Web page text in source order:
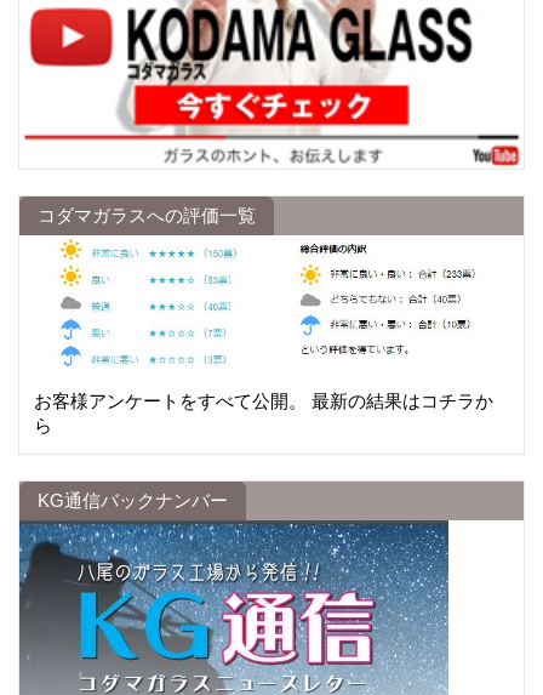
コダマガラスへの評価一覧
お客様アンケートをすべて公開。 最新の結果はコチラか
ら
KG通信バックナンバー